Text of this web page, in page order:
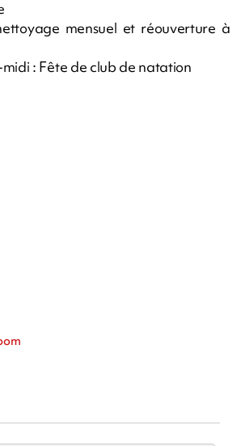
mensuel et réouverture à
: Fête de club de natation